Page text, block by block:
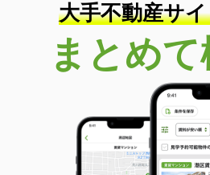
大手不動産サ
まとめて